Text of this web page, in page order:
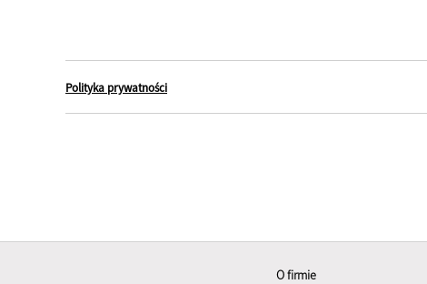
Polityka prywatności
O firmie